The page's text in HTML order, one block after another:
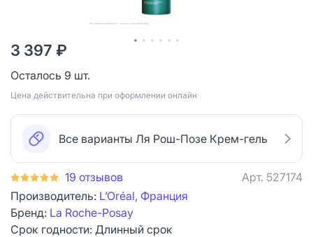
3 397 ₽
Осталось 9 шт.
Цена действительна при оформлении онлайн
Все варианты Ля Рош-Позе Крем-гель
19 отзывов Арт. 527174
Производитель: L’Oréal, Франция
Бренд: La Roche-Posay
Срок годности: Длинный срок